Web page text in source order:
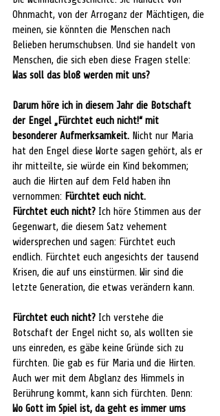
Ohnmacht, von der Arroganz der Mächtigen, die
meinen, sie könnten die Menschen nach
Belieben herumschubsen. Und sie handelt von
Menschen, die sich eben diese Fragen stelle:
Was soll das bloß werden mit uns?
Darum höre ich in diesem Jahr die Botschaft
der Engel „Fürchtet euch nicht!“ mit
besonderer Aufmerksamkeit. Nicht nur Maria
hat den Engel diese Worte sagen gehört, als er
ihr mitteilte, sie würde ein Kind bekommen;
auch die Hirten auf dem Feld haben ihn
vernommen: Fürchtet euch nicht.
Fürchtet euch nicht? Ich höre Stimmen aus der
Gegenwart, die diesem Satz vehement
widersprechen und sagen: Fürchtet euch
endlich. Fürchtet euch angesichts der tausend
Krisen, die auf uns einstürmen. Wir sind die
letzte Generation, die etwas verändern kann.
Fürchtet euch nicht? Ich verstehe die
Botschaft der Engel nicht so, als wollten sie
uns einreden, es gäbe keine Gründe sich zu
fürchten. Die gab es für Maria und die Hirten.
Auch wer mit dem Abglanz des Himmels in
Berührung kommt, kann sich fürchten. Denn:
Wo Gott im Spiel ist, da geht es immer ums